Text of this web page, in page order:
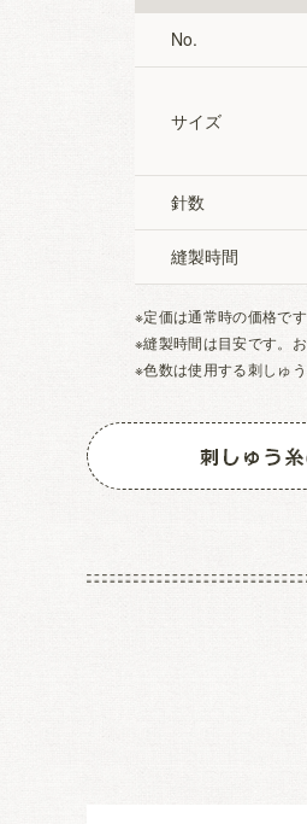
No.
サイズ
針数
縫製時間
※定価は通常時の価格で
※縫製時間は目安です。
※色数は使用する刺しゅ